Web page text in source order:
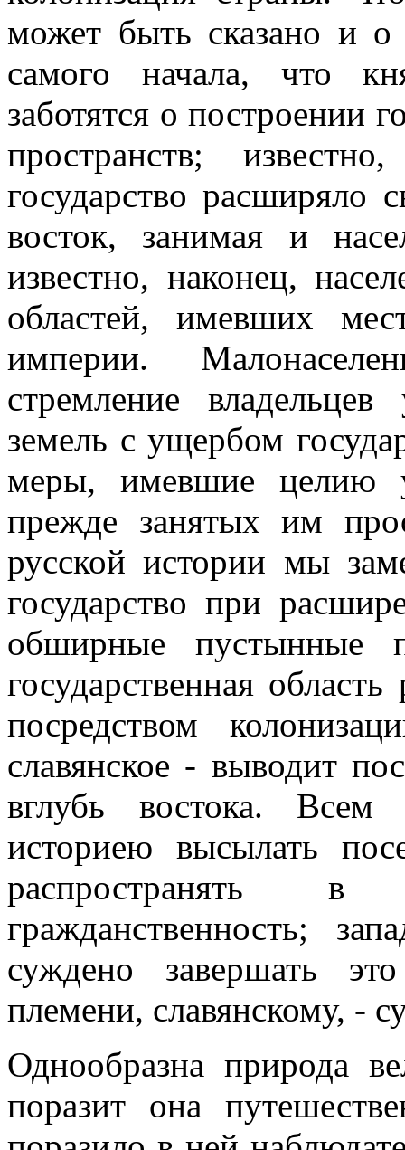
может быть сказано и
самого начала, что
заботятся о построении
пространств;
государство расширяло
восток, занимая и
известно, наконец,
областей, имевших
империи.
стремление владельцев
земель с ущербом
меры, имевшие целию
прежде занятых им
русской истории мы
государство при
обширные пустынные
государственная
посредством
славянское - выводит
вглубь востока.
историею высылать
распространять
гражданственность;
суждено завершать
племени, славянскому, -
Однообразна природа
поразит она